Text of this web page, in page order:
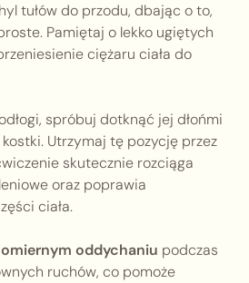
tułów do przodu, dbając o to,
Pamiętaj o lekko ugiętych
ciężaru ciała do
spróbuj dotknąć jej dłońmi
Utrzymaj tę pozycję przez
skutecznie rozciąga
oraz poprawia
ciała.
oddychaniu podczas
ruchów, co pomoże